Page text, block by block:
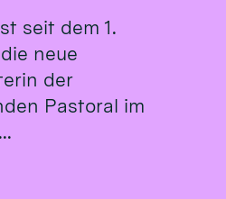
seit dem 1.
neue
der
Pastoral im